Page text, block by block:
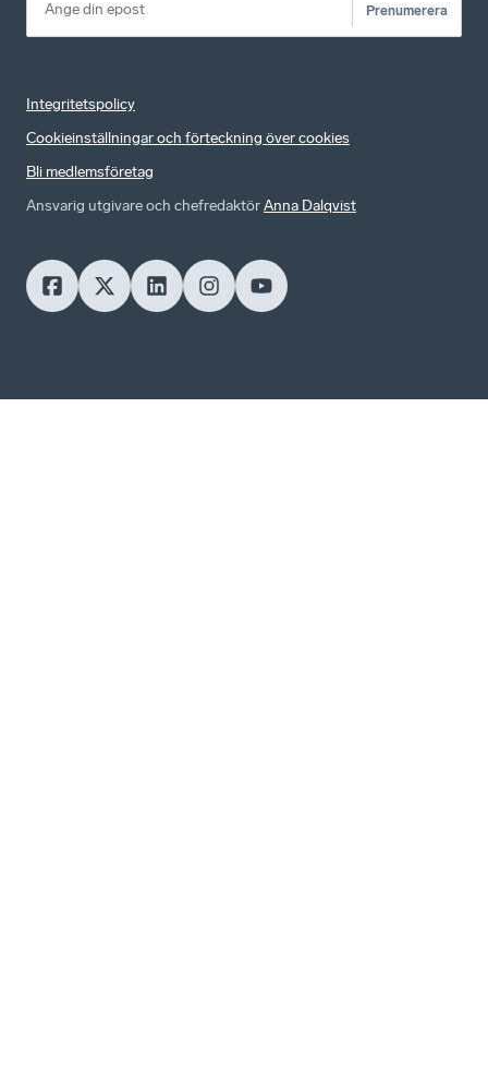
Prenumerera
Integritetspolicy
Cookieinställningar och förteckning över cookies
Bli medlemsföretag
Ansvarig utgivare och chefredaktörAnna Dalqvist